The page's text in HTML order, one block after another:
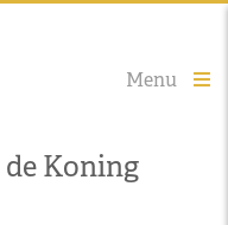
Menu
Koning